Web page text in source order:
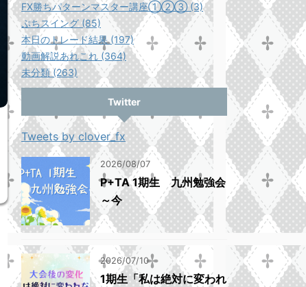
FX勝ちパターンマスター講座①②③ (3)
ぷちスイング (85)
本日のトレード結果 (197)
動画解説あれこれ (364)
未分類 (263)
Twitter
Tweets by clover_fx
2026/08/07
P+TA 1期生 九州勉強会
～今
2026/07/10
1期生「私は絶対に変われ